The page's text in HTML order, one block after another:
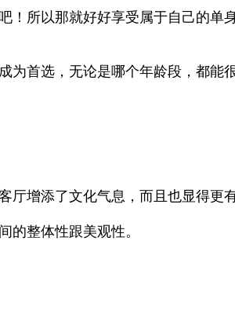
所以那就好好享受属于自己的单
首选，无论是哪个年龄段，都能
增添了文化气息，而且也显得更有
的整体性跟美观性。